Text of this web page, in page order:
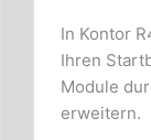
In Kontor
Ihren
Module
erweitern.